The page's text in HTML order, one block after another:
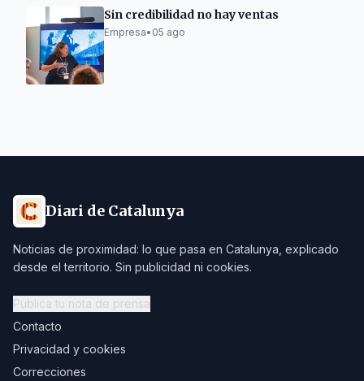
Sin credibilidad no hay ventas
Empresa• 05 ago
Diari de Catalunya
Noticias de proximidad: lo que pasa en Catalunya, explicado
desde el territorio. Sin publicidad ni cookies.
Publica tu nota de prensa
Contacto
Privacidad y cookies
Correcciones